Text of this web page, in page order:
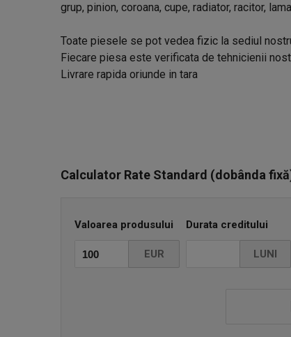
grup, pinion, coroana, cupe, radiator, racitor,
Toate piesele se pot vedea fizic la sediul
Fiecare piesa este verificata de tehnicienii
Livrare rapida oriunde in tara
Calculator Rate Standard (dobânda
Valoarea produsului
EUR
Durata creditului
LUNI